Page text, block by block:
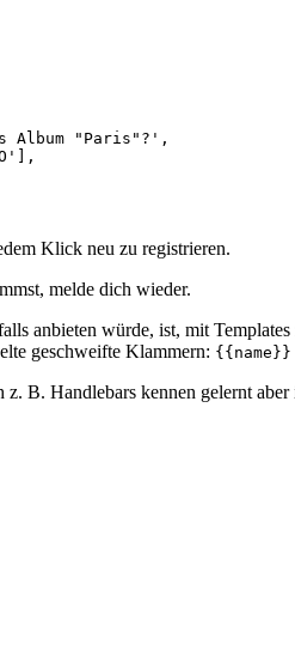
Klick neu zu registrieren.
melde dich wieder.
anbieten würde, ist, mit
geschweifte Klammern: {{name}}
B. Handlebars kennen gelernt